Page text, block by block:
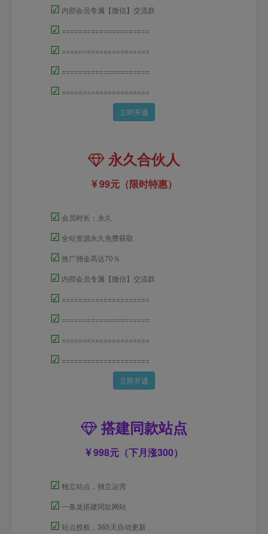
☑ 内部会员专属【微信】交流群
☑ =====================
☑ =====================
☑ =====================
☑ =====================
立即开通
永久合伙人
99元（限时特惠）
☑ 会员时长：永久
☑ 全站资源永久免费获取
☑ 推广佣金高达70％
☑ 内部会员专属【微信】交流群
☑ =====================
☑ =====================
☑ =====================
☑ =====================
立即开通
搭建同款站点
998元（下月涨300）
☑ 独立站点，独立运营
☑ 一条龙搭建同款网站
☑ 站点授权，365天自动更新